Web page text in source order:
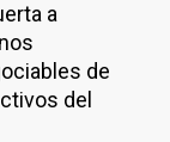
a
de
del